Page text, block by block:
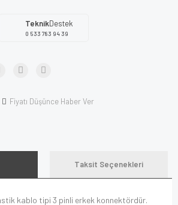
TeknikDestek
0 533 783 94 39
Fiyatı Düşünce Haber Ver
Taksit Seçenekleri
kablo tipi 3 pinli erkek konnektördür.